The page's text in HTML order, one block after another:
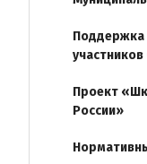
Поддержка
Проект
России»